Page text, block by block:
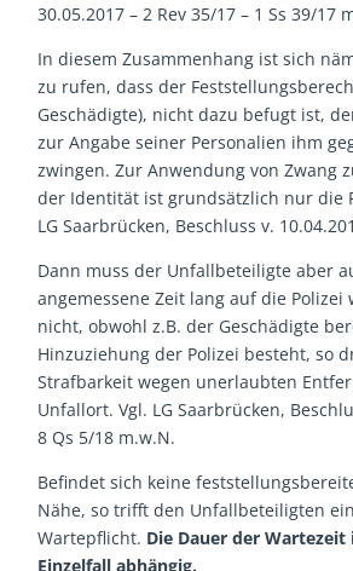
30.05.2017 – 2 Rev 35/17 – 1 Ss 39/17
In diesem Zusammenhang ist sich
zu rufen, dass der
Geschädigte), nicht dazu befugt ist,
zur Angabe seiner Personalien ihm
zwingen. Zur Anwendung von Zwang
der Identität ist grundsätzlich nur die
LG Saarbrücken, Beschluss v.
Dann muss der Unfallbeteiligte aber
angemessene Zeit lang auf die Polizei
nicht, obwohl z.B. der Geschädigte
Hinzuziehung der Polizei besteht, so
Strafbarkeit wegen unerlaubten
Unfallort. Vgl. LG Saarbrücken,
8 Qs 5/18 m.w.N.
Befindet sich keine
Nähe, so trifft den Unfallbeteiligten
Wartepflicht. Die Dauer der
Einzelfall abhängig.